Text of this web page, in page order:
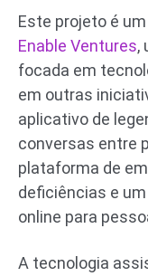
Este projeto é
Enable Ventures,
focada em
em outras
aplicativo de
conversas entre
plataforma de
deficiências e
online para
A tecnologia